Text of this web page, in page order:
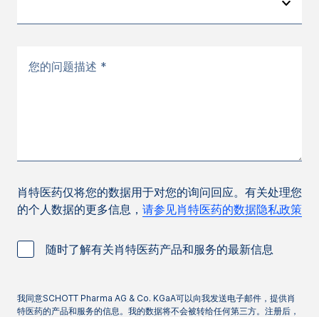
您的问题描述 *
肖特医药仅将您的数据用于对您的询问回应。有关处理您
的个人数据的更多信息， 请参见肖特医药的数据隐私政策
随时了解有关肖特医药产品和服务的最新信息
我同意SCHOTT Pharma AG & Co. KGaA可以向我发送电子邮件，提供肖
特医药的产品和服务的信息。我的数据将不会被转给任何第三方。注册后，